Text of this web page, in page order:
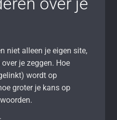
niet alleen je eigen site,
je zeggen. Hoe
wordt op
groter je kans op